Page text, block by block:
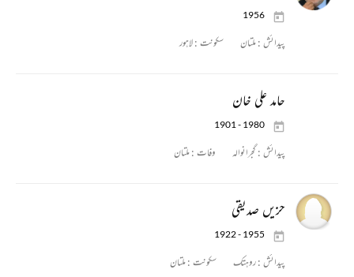
1956
پیدائش :ملتان سکونت :لاہور
حامد علی خان
1901 - 1980
پیدائش : گجرانوالہ وفات :ملتان
حزیں صدیقی
1922 - 1955
پیدائش :روہتک سکونت :ملتان